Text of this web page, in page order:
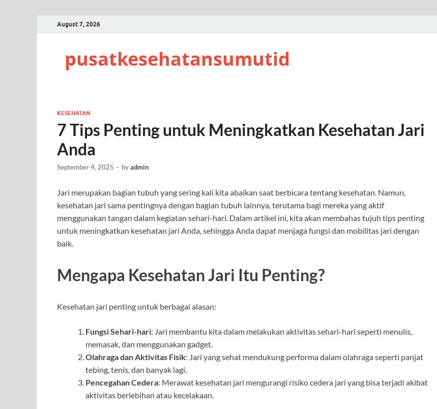
August 7, 2026
pusatkesehatansumutid
KESEHATAN
7 Tips Penting untuk Meningkatkan Kesehatan Jari
Anda
September 4, 2025 - byadmin
Jari merupakan bagian tubuh yang sering kali kita abaikan saat berbicara tentang kesehatan. Namun,
kesehatan jari sama pentingnya dengan bagian tubuh lainnya, terutama bagi mereka yang aktif
menggunakan tangan dalam kegiatan sehari-hari. Dalam artikel ini, kita akan membahas tujuh tips penting
untuk meningkatkan kesehatan jari Anda, sehingga Anda dapat menjaga fungsi dan mobilitas jari dengan
baik.
Mengapa Kesehatan Jari Itu Penting?
Kesehatan jari penting untuk berbagai alasan:
Fungsi Sehari-hari: Jari membantu kita dalam melakukan aktivitas sehari-hari seperti menulis,
memasak, dan menggunakan gadget.
Olahraga dan Aktivitas Fisik: Jari yang sehat mendukung performa dalam olahraga seperti panjat
tebing, tenis, dan banyak lagi.
Pencegahan Cedera: Merawat kesehatan jari mengurangi risiko cedera jari yang bisa terjadi akibat
aktivitas berlebihan atau kecelakaan.